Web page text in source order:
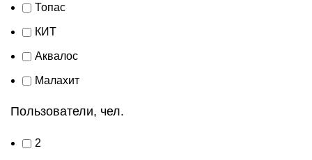
Топас
КИТ
Аквалос
Малахит
Пользователи, чел.
2